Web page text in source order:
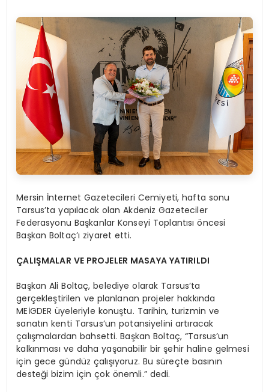
Mersin İnternet Gazetecileri Cemiyeti, hafta sonu
Tarsus’ta yapılacak olan Akdeniz Gazeteciler
Federasyonu Başkanlar Konseyi Toplantısı öncesi
Başkan Boltaç’ı ziyaret etti.
ÇALIŞMALAR VE PROJELER MASAYA YATIRILDI
Başkan Ali Boltaç, belediye olarak Tarsus’ta
gerçekleştirilen ve planlanan projeler hakkında
MEİGDER üyeleriyle konuştu. Tarihin, turizmin ve
sanatın kenti Tarsus’un potansiyelini artıracak
çalışmalardan bahsetti. Başkan Boltaç, “Tarsus’un
kalkınması ve daha yaşanabilir bir şehir haline gelmesi
için gece gündüz çalışıyoruz. Bu süreçte basının
desteği bizim için çok önemli.” dedi.